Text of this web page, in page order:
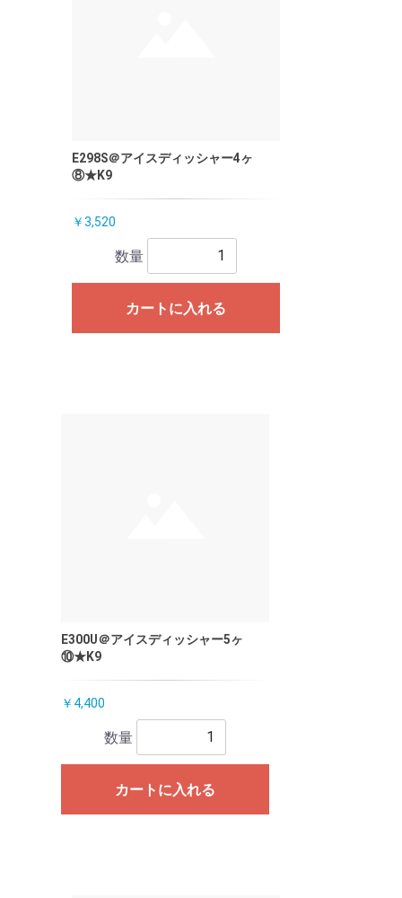
E298S＠アイスディッシャー4ヶ
⑧★K9
￥3,520
数量
カートに入れる
E300U＠アイスディッシャー5ヶ
⑩★K9
￥4,400
数量
カートに入れる